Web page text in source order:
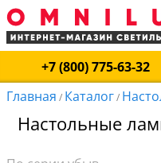
+7 (800) 775-63-32
Главная / Каталог/
Настольные